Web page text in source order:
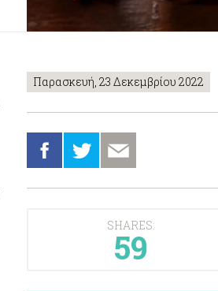
Παρασκευή, 23 Δεκεμβρίου 2022
SHARES:
59